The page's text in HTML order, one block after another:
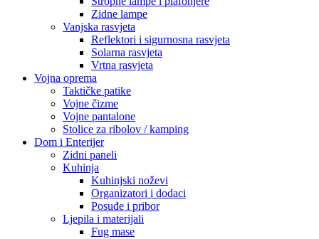
Zidne lampe
Vanjska rasvjeta
Reflektori i sigurnosna rasvjeta
Solarna rasvjeta
Vrtna rasvjeta
Vojna oprema
Taktičke patike
Vojne čizme
Vojne pantalone
Stolice za ribolov / kamping
Dom i Enterijer
Zidni paneli
Kuhinja
Kuhinjski noževi
Organizatori i dodaci
Posuđe i pribor
Ljepila i materijali
Fug mase